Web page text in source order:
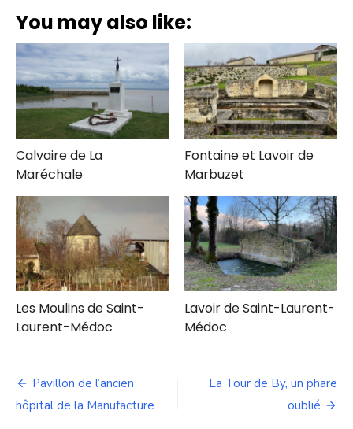
Malescasse
You may also like:
Calvaire de La
Maréchale
Fontaine et Lavoir de
Marbuzet
Les Moulins de Saint-
Laurent-Médoc
Lavoir de Saint-Laurent-
Médoc
Navigation
de
Pavillon de l’ancien
hôpital de la Manufacture
La Tour de By, un phare
oublié